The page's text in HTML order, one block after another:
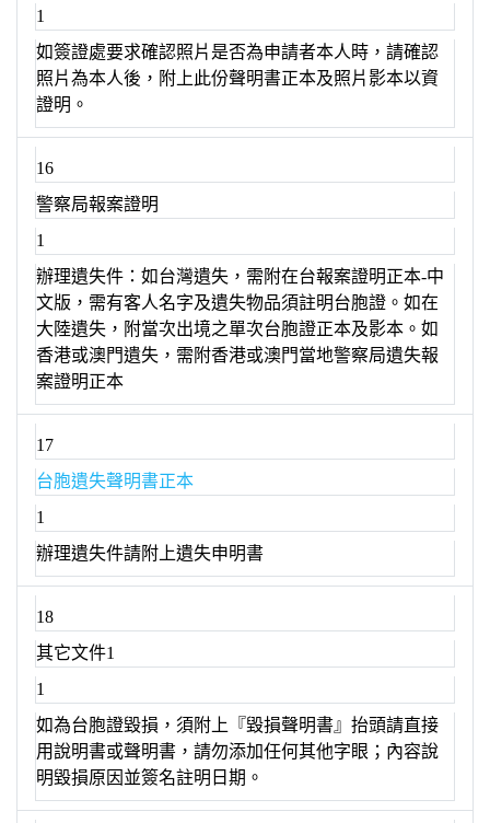
1
如簽證處要求確認照片是否為申請者本人時，請確認
照片為本人後，附上此份聲明書正本及照片影本以資
證明。
16
警察局報案證明
1
辦理遺失件：如台灣遺失，需附在台報案證明正本-中
文版，需有客人名字及遺失物品須註明台胞證。如在
大陸遺失，附當次出境之單次台胞證正本及影本。如
香港或澳門遺失，需附香港或澳門當地警察局遺失報
案證明正本
17
台胞遺失聲明書正本
1
辦理遺失件請附上遺失申明書
18
其它文件1
1
如為台胞證毀損，須附上『毀損聲明書』抬頭請直接
用說明書或聲明書，請勿添加任何其他字眼；內容說
明毀損原因並簽名註明日期。